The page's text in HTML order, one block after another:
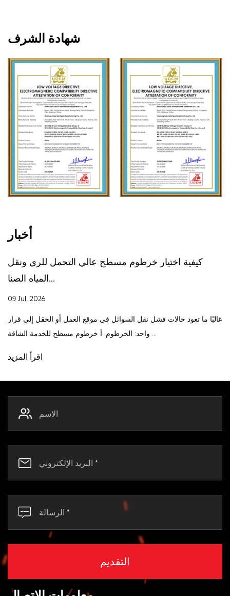
شهادة الشرف
أخبار
كيفية اختيار خرطوم مسطح عالي التحمل للري ونقل
المياه الصنا...
09 Jul, 2026
غالبًا ما تعود حالات فشل نقل السوائل في موقع العمل أو الحقل إلى قرار
واحد: الخرطوم. أ خرطوم مسطح للخدمة الشاقة ...
اقرأ المزيد